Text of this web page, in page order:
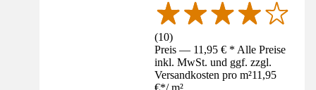
(10)
Preis — 11,95 € * Alle Preise
inkl. MwSt. und ggf. zzgl.
Versandkosten pro m²11,95